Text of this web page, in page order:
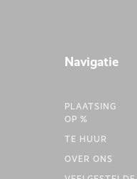
Navigatie
PLAATSING
OP %
TE HUUR
OVER ONS